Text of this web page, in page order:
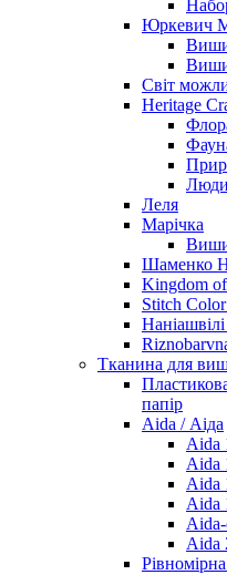
Юркевич
Світ
Heritage
Люди
Леля
Марічка
Шаменко
Kingdom
Stitch
Тканина для
папір
Aida / Аіда
Aida
Aida
Aida
Aida
Aida-
Aida